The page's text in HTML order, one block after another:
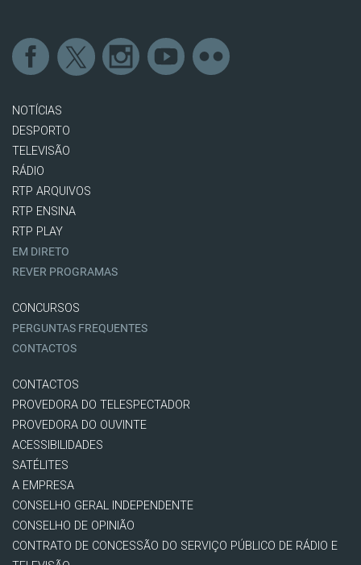
NOTÍCIAS
DESPORTO
TELEVISÃO
RÁDIO
RTP ARQUIVOS
RTP ENSINA
RTP PLAY
EM DIRETO
REVER PROGRAMAS
CONCURSOS
PERGUNTAS FREQUENTES
CONTACTOS
CONTACTOS
PROVEDORA DO TELESPECTADOR
PROVEDORA DO OUVINTE
ACESSIBILIDADES
SATÉLITES
A EMPRESA
CONSELHO GERAL INDEPENDENTE
CONSELHO DE OPINIÃO
CONTRATO DE CONCESSÃO DO SERVIÇO PÚBLICO DE RÁDIO E